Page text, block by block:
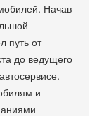
Начав
путь от
до ведущего
и